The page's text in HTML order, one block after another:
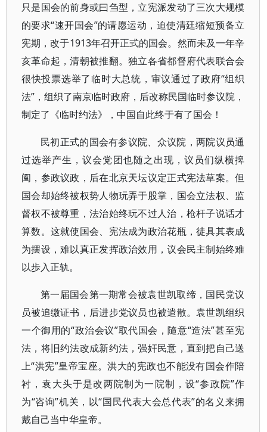
只是国会的前身或曰刍型，立宪派发动了三次大规模
的要求“速开国会”的请愿运动，迫使清廷缩短预备立
宪期，改于1913年召开正式的国会。然而未及一年辛
亥革命起，清朝被推翻。独立各省都督府代表联合会
很快投票选举了临时大总统，审议通过了政府“组织
法”，组织了南京临时政府，后改称民国临时参议院，
制定了《临时约法》，中国自此终于有了国会！
民初正式的国会有参议院、众议院，两院议员通
过选举产生，议会党团也随之出现，议员们纵横捭
阖，参政议政，后在北京天坛议定正式宪法草案。但
国会却始终被权势人物玩弄于股掌，国会立法权、监
督权不被尊重，法治始终玩不过人治，枪杆子说话才
算数。这就使国会、宪法成为政治花瓶，徒具其表成
为摆设，难以真正发挥政治效用，议会民主制始终难
以歩入正轨。
第一届国会第一期常会被袁世凯取缔，国民党议
员被追缴证书，后进步党议员也被遣散。袁世凯组织
一个御用的“政治会议”取代国会，隨意“造法”甚至宪
法，将旧约法改成新约法，强奸民意，直到把自己送
上“洪宪”皇帝宝座。洪大的宪政也不能没有国会作陪
衬，袁大头于是改两院制为一院制，设“参政院”作
为“咨询”机关，以“国民代表大会总代表”的名义来拥
戴自己当中华皇帝。